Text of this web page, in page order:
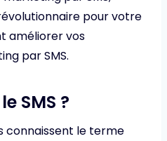
pour votre
améliorer vos
par SMS.
SMS ?
connaissent le terme